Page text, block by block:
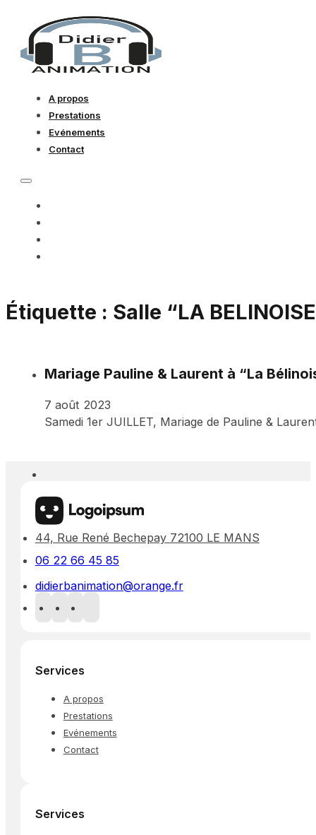
A propos
Prestations
Evénements
Contact
Étiquette : Salle “LA
Mariage Pauline & Laurent à “La
7 août 2023
Samedi 1er JUILLET, Mariage de Pauline &
44, Rue René Bechepay 72100 LE MANS
06 22 66 45 85
didierbanimation@orange.fr
Services
A propos
Prestations
Evénements
Contact
Services